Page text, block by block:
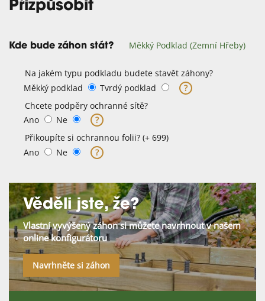
Přizpůsobit
Kde bude záhon stát? Měkký Podklad (zemní Hřeby)
Na jakém typu podkladu budete stavět záhony?
Měkký podklad
Tvrdý podklad
?
Chcete podpěry ochranné sítě?
Ano
Ne
?
Přikoupíte si ochrannou folii? (+ 699)
Ano
Ne ?
Věděli jste, že?
Vlastní vyvýšený záhon si můžete navrhnout v našem
online konfigurátoru
Navrhněte si záhon